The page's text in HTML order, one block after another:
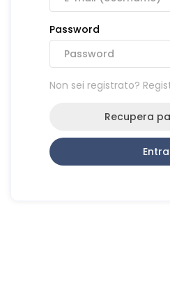
Password
Non sei registrato?
Recupera
Entra